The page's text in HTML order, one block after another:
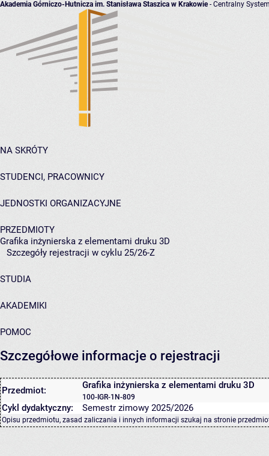
Akademia Górniczo-Hutnicza im. Stanisława Staszica w Krakowie- Centralny
NA SKRÓTY
STUDENCI, PRACOWNICY
JEDNOSTKI ORGANIZACYJNE
PRZEDMIOTY
Grafika inżynierska z elementami druku 3D
Szczegóły rejestracji w cyklu 25/26-Z
STUDIA
AKADEMIKI
POMOC
Szczegółowe informacje o rejestracji
Przedmiot: Grafika inżynierska z elementami druku 3D
100-IGR-1N-809
Cykl dydaktyczny: Semestr zimowy 2025/2026
Opisu przedmiotu, zasad zaliczania i innych informacji szukaj na stronie